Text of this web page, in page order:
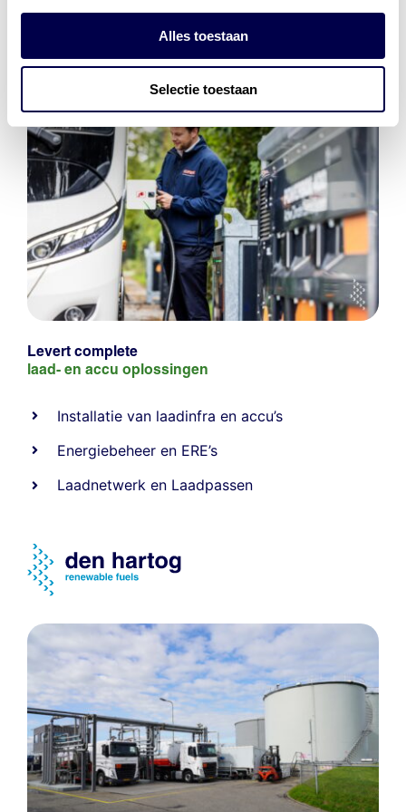
Alles toestaan
Selectie toestaan
Levert complete
laad- en accu oplossingen
Installatie van laadinfra en accu’s
Energiebeheer en ERE’s
Laadnetwerk en Laadpassen